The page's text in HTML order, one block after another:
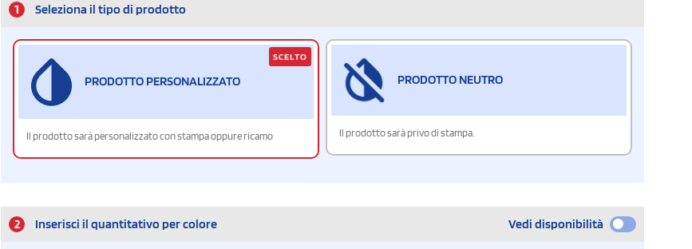
1 Seleziona il tipo di prodotto
PRODOTTO PERSONALIZZATO
Il prodotto sarà personalizzato con stampa oppure ricamo
SCELTO
PRODOTTO NEUTRO
Il prodotto sarà privo di stampa.
2 Inserisci il quantitativo per colore Vedi disponibilità